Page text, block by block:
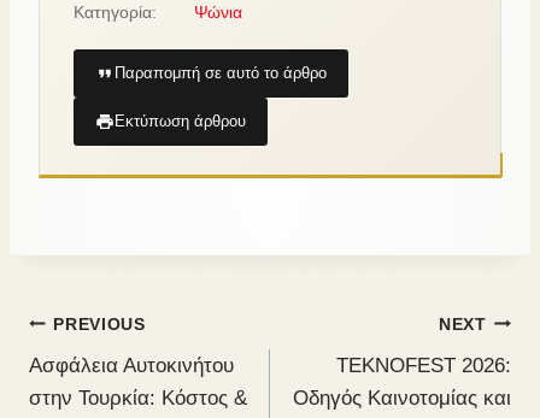
Κατηγορία:
Ψώνια
Παραπομπή σε αυτό το άρθρο
Εκτύπωση άρθρου
PREVIOUS
Ασφάλεια Αυτοκινήτου
στην Τουρκία: Κόστος &
NEXT
TEKNOFEST 2026:
Οδηγός Καινοτομίας και